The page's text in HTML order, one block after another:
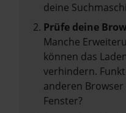
deine
Prüfe deine
Manche
können das
verhindern.
anderen
Fenster?